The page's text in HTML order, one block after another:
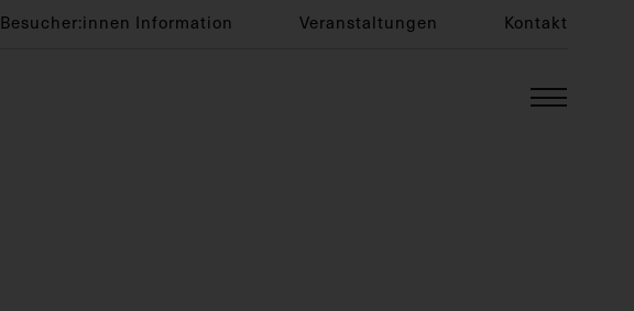
Besucher:innen Information Veranstaltungen Kontakt